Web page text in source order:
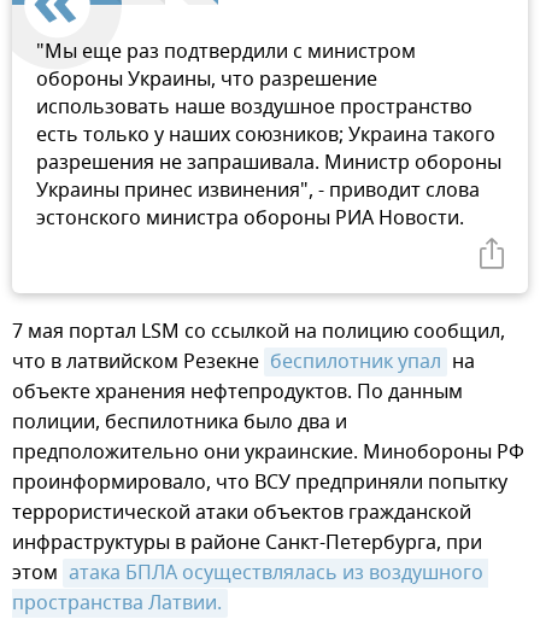
"Мы еще раз подтвердили с министром
обороны Украины, что разрешение
использовать наше воздушное пространство
есть только у наших союзников; Украина такого
разрешения не запрашивала. Министр обороны
Украины принес извинения", - приводит слова
эстонского министра обороны РИА Новости.
7 мая портал LSM со ссылкой на полицию сообщил,
что в латвийском Резекне беспилотник упал на
объекте хранения нефтепродуктов. По данным
полиции, беспилотника было два и
предположительно они украинские. Минобороны РФ
проинформировало, что ВСУ предприняли попытку
террористической атаки объектов гражданской
инфраструктуры в районе Санкт-Петербурга, при
этом атака БПЛА осуществлялась из воздушного
пространства Латвии.